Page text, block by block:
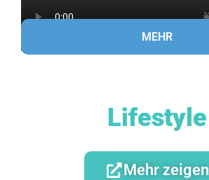
MEHR
Lifestyle
Mehr zeigen